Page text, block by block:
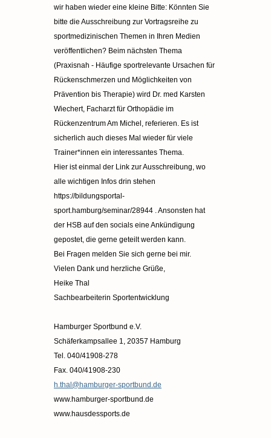
wir haben wieder eine kleine Bitte: Könnten Sie
bitte die Ausschreibung zur Vortragsreihe zu
sportmedizinischen Themen in Ihren Medien
veröffentlichen? Beim nächsten Thema
(Praxisnah - Häufige sportrelevante Ursachen für
Rückenschmerzen und Möglichkeiten von
Prävention bis Therapie) wird Dr. med Karsten
Wiechert, Facharzt für Orthopädie im
Rückenzentrum Am Michel, referieren. Es ist
sicherlich auch dieses Mal wieder für viele
Trainer*innen ein interessantes Thema.
Hier ist einmal der Link zur Ausschreibung, wo
alle wichtigen Infos drin stehen
https://bildungsportal-
sport.hamburg/seminar/28944 . Ansonsten hat
der HSB auf den socials eine Ankündigung
gepostet, die gerne geteilt werden kann.
Bei Fragen melden Sie sich gerne bei mir.
Vielen Dank und herzliche Grüße,
Heike Thal
Sachbearbeiterin Sportentwicklung
Hamburger Sportbund e.V.
Schäferkampsallee 1, 20357 Hamburg
Tel. 040/41908-278
Fax. 040/41908-230
h.thal@hamburger-sportbund.de
www.hamburger-sportbund.de
www.hausdessports.de